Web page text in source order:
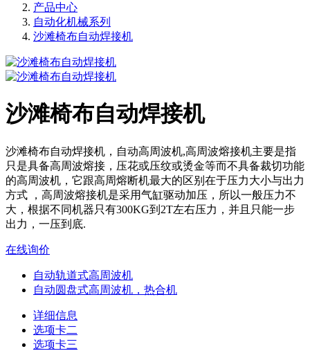
产品中心
自动化机械系列
沙滩椅布自动焊接机
沙滩椅布自动焊接机
沙滩椅布自动焊接机，自动高周波机,高周波熔接机主要是指
只是具备高周波熔接，压花或压纹或烫金等而不具备裁切功能
的高周波机，它跟高周熔断机最大的区别在于压力大小与出力
方式 ，高周波熔接机是采用气缸驱动加压，所以一般压力不
大，根据不同机器只有300KG到2T左右压力，并且只能一步
出力，一压到底.
在线询价
自动轨道式高周波机
自动圆盘式高周波机，热合机
详细信息
选项卡二
选项卡三